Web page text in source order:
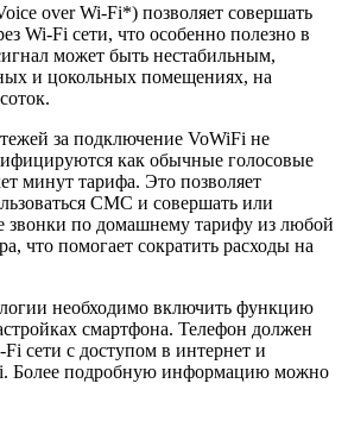
over Wi-Fi*) позволяет совершать
Wi-Fi сети, что особенно полезно в
может быть нестабильным,
и цокольных помещениях, на
за подключение VoWiFi не
как обычные голосовые
минут тарифа. Это позволяет
СМС и совершать или
звонки по домашнему тарифу из любой
что помогает сократить расходы на
необходимо включить функцию
смартфона. Телефон должен
сети с доступом в интернет и
Более подробную информацию можно